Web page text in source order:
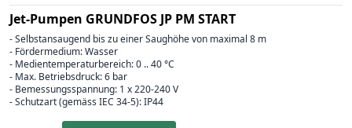
Jet-Pumpen GRUNDFOS JP PM START
- Selbstansaugend bis zu einer Saughöhe von maximal 8 m
- Fördermedium: Wasser
- Medientemperaturbereich: 0 .. 40 °C
- Max. Betriebsdruck: 6 bar
- Bemessungsspannung: 1 x 220-240 V
- Schutzart (gemäss IEC 34-5): IP44